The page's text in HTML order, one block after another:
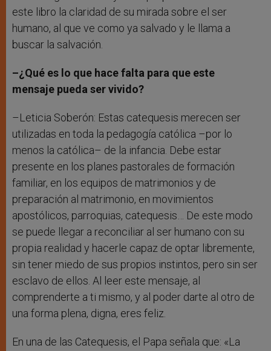
este libro la claridad de su mirada sobre el ser
humano, al que ve como ya salvado y le llama a
buscar la salvación.
–¿Qué es lo que hace falta para que este
mensaje pueda ser vivido?
–Leticia Soberón: Estas catequesis merecen ser
utilizadas en toda la pedagogía católica –por lo
menos la católica– de la infancia. Debe estar
presente en los planes pastorales de formación
familiar, en los equipos de matrimonios y de
preparación al matrimonio, en movimientos
apostólicos, parroquias, catequesis… De este modo
se puede llegar a reconciliar al ser humano con su
propia realidad y hacerle capaz de optar libremente,
sin tener miedo de sus propios instintos, pero sin ser
esclavo de ellos. Al leer este mensaje, al
comprenderte a ti mismo, y al poder darte al otro de
una forma plena, digna, eres feliz.
En una de las Catequesis, el Papa señala que: «La